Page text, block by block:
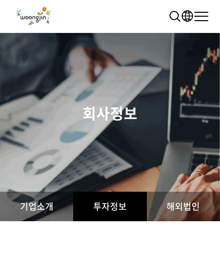
추천 검색어
WRMS WDMS
모빌리티
회사정보
기업소개 투자정보 해외법인